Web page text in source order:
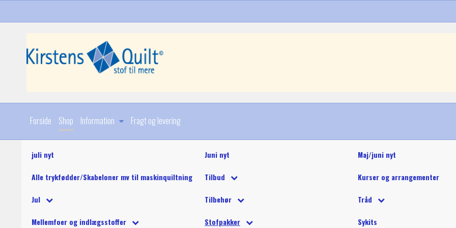
Forside Shop Information Fragt og levering
juli nyt Juni nyt Maj/juni nyt
Alle trykfødder/Skabeloner mv til maskinquiltning
Tilbud
Diverse tilbud
Kurser og arrangementer
Jul
Julebøger og mønstre
Tilbehør
Diverse tilbehør
Tråd
King Tut maskinquiltetråd
Glide polyestertråd (60wt)
Mellemfoer og indlægsstoffer
Stofpakker
Sykits